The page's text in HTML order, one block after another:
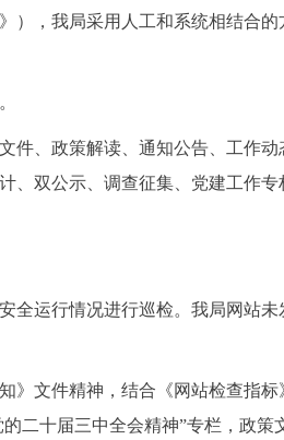
，我局采用人工和系统相结合的
、政策解读、通知公告、工作动
、双公示、调查征集、党建工作专
运行情况进行巡检。我局网站未
文件精神，结合《网站检查指标
二十届三中全会精神”专栏，政策